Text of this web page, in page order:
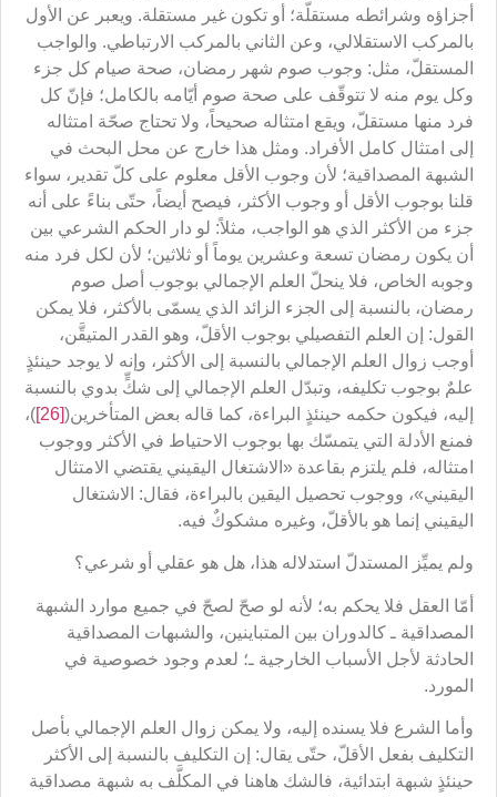
أجزاؤه وشرائطه مستقلّة؛ أو تكون غير مستقلة. ويعبر عن الأول
بالمركب الاستقلالي، وعن الثاني بالمركب الارتباطي. والواجب
المستقلّ، مثل: وجوب صوم شهر رمضان، صحة صيام كل جزء
وكل يوم منه لا تتوقّف على صحة صوم أيّامه بالكامل؛ فإنّ كل
فرد منها مستقلّ، ويقع امتثاله صحيحاً، ولا تحتاج صحّة امتثاله
إلى امتثال كامل الأفراد. ومثل هذا خارج عن محل البحث في
الشبهة المصداقية؛ لأن وجوب الأقل معلوم على كلّ تقدير، سواء
قلنا بوجوب الأقل أو وجوب الأكثر، فيصح أيضاً، حتّى بناءً على أنه
جزء من الأكثر الذي هو الواجب، مثلاً: لو دار الحكم الشرعي بين
أن يكون رمضان تسعة وعشرين يوماً أو ثلاثين؛ لأن لكل فرد منه
وجوبه الخاص، فلا ينحلّ العلم الإجمالي بوجوب أصل صوم
رمضان، بالنسبة إلى الجزء الزائد الذي يسمّى بالأكثر، فلا يمكن
القول: إن العلم التفصيلي بوجوب الأقلّ، وهو القدر المتيقَّن،
أوجب زوال العلم الإجمالي بالنسبة إلى الأكثر، وإنه لا يوجد حينئذٍ
علمٌ بوجوب تكليفه، وتبدّل العلم الإجمالي إلى شكٍّ بدوي بالنسبة
إليه، فيكون حكمه حينئذٍ البراءة، كما قاله بعض المتأخرين([26]
)،
فمنع الأدلة التي يتمسّك بها بوجوب الاحتياط في الأكثر ووجوب
امتثاله، فلم يلتزم بقاعدة «الاشتغال اليقيني يقتضي الامتثال
اليقيني»، ووجوب تحصيل اليقين بالبراءة، فقال: الاشتغال
اليقيني إنما هو بالأقلّ، وغيره مشكوكٌ فيه.
ولم يميِّز المستدلّ استدلاله هذا، هل هو عقلي أو شرعي؟
أمّا العقل فلا يحكم به؛ لأنه لو صحّ لصحّ في جميع موارد الشبهة
المصداقية ـ كالدوران بين المتباينين، والشبهات المصداقية
الحادثة لأجل الأسباب الخارجية ـ؛ لعدم وجود خصوصية في
المورد.
وأما الشرع فلا يسنده إليه، ولا يمكن زوال العلم الإجمالي بأصل
التكليف بفعل الأقلّ، حتّى يقال: إن التكليف بالنسبة إلى الأكثر
حينئذٍ شبهة ابتدائية، فالشك هاهنا في المكلَّف به شبهة مصداقية